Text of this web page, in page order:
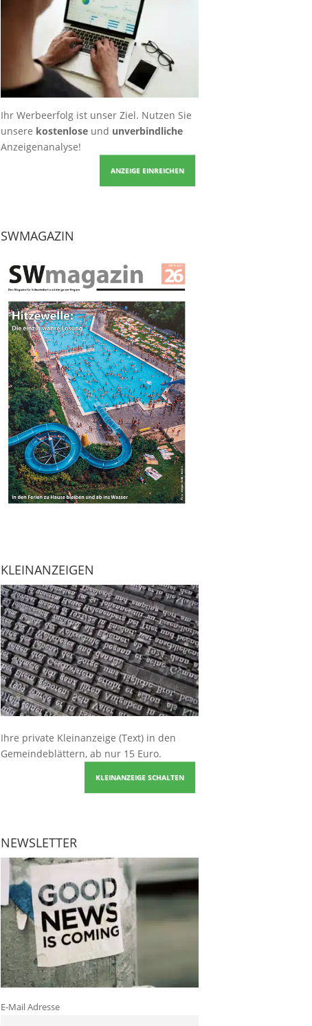
Ihr Werbeerfolg ist unser Ziel. Nutzen Sie
unsere kostenloseund unverbindliche
Anzeigenanalyse!
ANZEIGE EINREICHEN
SWMAGAZIN
KLEINANZEIGEN
Ihre private Kleinanzeige (Text) in den
Gemeindeblättern, ab nur 15 Euro.
KLEINANZEIGE SCHALTEN
NEWSLETTER
E-Mail Adresse